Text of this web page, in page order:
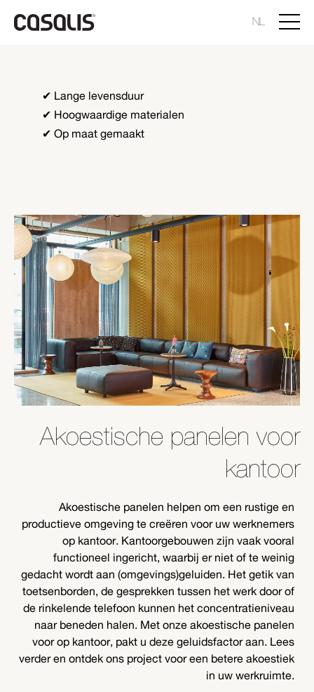
NL
✔ Lange levensduur
✔ Hoogwaardige materialen
✔ Op maat gemaakt
Akoestische panelen voor
kantoor
Akoestische panelen helpen om een rustige en
productieve omgeving te creëren voor uw werknemers
op kantoor. Kantoorgebouwen zijn vaak vooral
functioneel ingericht, waarbij er niet of te weinig
gedacht wordt aan (omgevings)geluiden. Het getik van
toetsenborden, de gesprekken tussen het werk door of
de rinkelende telefoon kunnen het concentratieniveau
naar beneden halen. Met onze akoestische panelen
voor op kantoor, pakt u deze geluidsfactor aan. Lees
verder en ontdek ons project voor een betere akoestiek
in uw werkruimte.